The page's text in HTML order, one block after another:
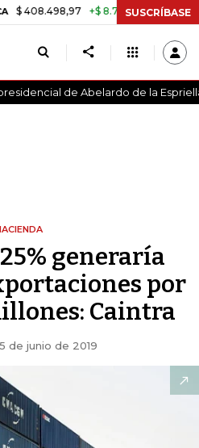
+$ 8.753,81 +2,19% TASA
SUSCRÍBASE
de Abelardo de la
generaría
por
Caintra
de junio de 2019